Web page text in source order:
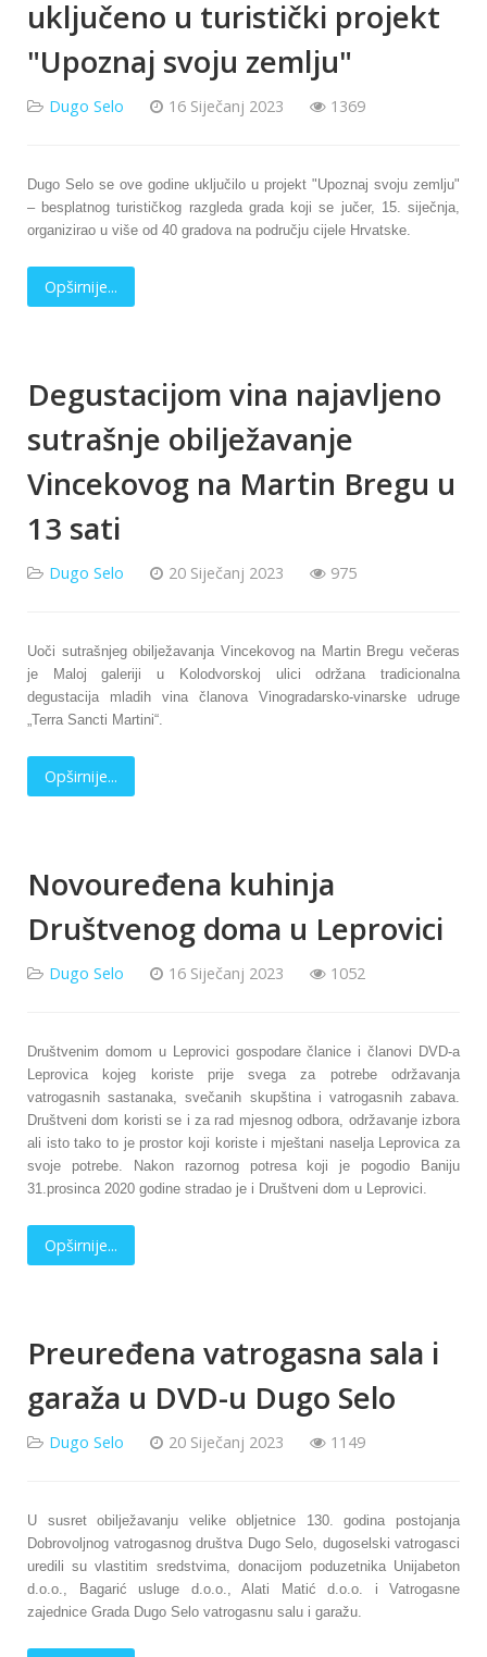
uključeno u turistički projekt
"Upoznaj svoju zemlju"
Dugo Selo 16 Siječanj 2023 1369
Dugo Selo se ove godine uključilo u projekt "Upoznaj svoju zemlju"
– besplatnog turističkog razgleda grada koji se jučer, 15. siječnja,
organizirao u više od 40 gradova na području cijele Hrvatske.
Opširnije...
Degustacijom vina najavljeno
sutrašnje obilježavanje
Vincekovog na Martin Bregu u
13 sati
Dugo Selo 20 Siječanj 2023 975
Uoči sutrašnjeg obilježavanja Vincekovog na Martin Bregu večeras
je Maloj galeriji u Kolodvorskoj ulici održana tradicionalna
degustacija mladih vina članova Vinogradarsko-vinarske udruge
„Terra Sancti Martini“.
Opširnije...
Novouređena kuhinja
Društvenog doma u Leprovici
Dugo Selo 16 Siječanj 2023 1052
Društvenim domom u Leprovici gospodare članice i članovi DVD-a
Leprovica kojeg koriste prije svega za potrebe održavanja
vatrogasnih sastanaka, svečanih skupština i vatrogasnih zabava.
Društveni dom koristi se i za rad mjesnog odbora, održavanje izbora
ali isto tako to je prostor koji koriste i mještani naselja Leprovica za
svoje potrebe. Nakon razornog potresa koji je pogodio Baniju
31.prosinca 2020 godine stradao je i Društveni dom u Leprovici.
Opširnije...
Preuređena vatrogasna sala i
garaža u DVD-u Dugo Selo
Dugo Selo 20 Siječanj 2023 1149
U susret obilježavanju velike obljetnice 130. godina postojanja
Dobrovoljnog vatrogasnog društva Dugo Selo, dugoselski vatrogasci
uredili su vlastitim sredstvima, donacijom poduzetnika Unijabeton
d.o.o., Bagarić usluge d.o.o., Alati Matić d.o.o. i Vatrogasne
zajednice Grada Dugo Selo vatrogasnu salu i garažu.